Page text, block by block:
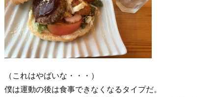
（これはやばいな・・・）
僕は運動の後は食事できなくなるタイプだ。